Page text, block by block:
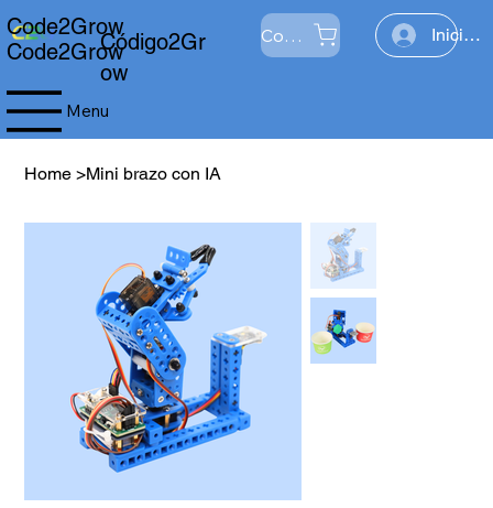
Código2Gr
ow
Comercio Iniciar
Menu
Code2Grow
Code2Grow
Home >Mini brazo con IA